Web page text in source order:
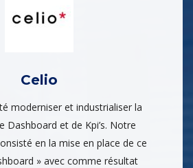
Celio
moderniser et industrialiser la
Dashboard et de Kpi’s. Notre
en la mise en place de ce
» avec comme résultat